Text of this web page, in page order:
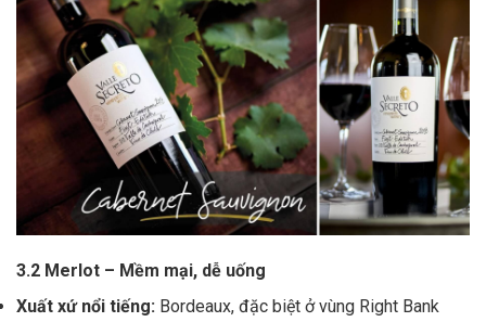
3.2 Merlot – Mềm mại, dễ uống
Xuất xứ nổi tiếng: Bordeaux, đặc biệt ở vùng Right Bank